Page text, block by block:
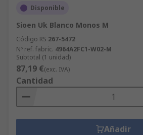
Disponible
Sioen Uk Blanco Monos M
Código RS 267-5472
Nº ref. fabric. 4964A2FC1-W02-M
Subtotal (1 unidad)
87,19 €(exc. IVA)
Cantidad
Añadir